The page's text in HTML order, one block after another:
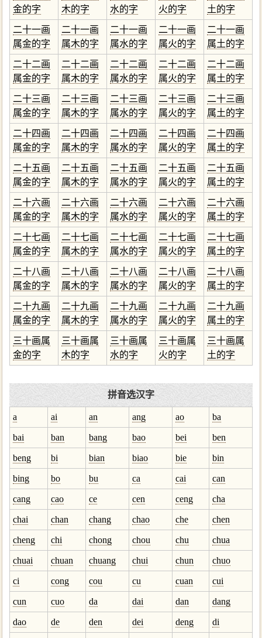
金的字
木的字
水的字
火的字
土的字
二十一画
属金的字
二十一画
属木的字
二十一画
属水的字
二十一画
属火的字
二十一画
属土的字
二十二画
属金的字
二十二画
属木的字
二十二画
属水的字
二十二画
属火的字
二十二画
属土的字
二十三画
属金的字
二十三画
属木的字
二十三画
属水的字
二十三画
属火的字
二十三画
属土的字
二十四画
属金的字
二十四画
属木的字
二十四画
属水的字
二十四画
属火的字
二十四画
属土的字
二十五画
属金的字
二十五画
属木的字
二十五画
属水的字
二十五画
属火的字
二十五画
属土的字
二十六画
属金的字
二十六画
属木的字
二十六画
属水的字
二十六画
属火的字
二十六画
属土的字
二十七画
属金的字
二十七画
属木的字
二十七画
属水的字
二十七画
属火的字
二十七画
属土的字
二十八画
属金的字
二十八画
属木的字
二十八画
属水的字
二十八画
属火的字
二十八画
属土的字
二十九画
属金的字
二十九画
属木的字
二十九画
属水的字
二十九画
属火的字
二十九画
属土的字
三十画属
金的字
三十画属
木的字
三十画属
水的字
三十画属
火的字
三十画属
土的字
拼音选汉字
a ai an ang ao ba
bai ban bang bao bei ben
beng bi bian biao bie bin
bing bo bu ca cai can
cang cao ce cen ceng cha
chai chan chang chao che chen
cheng chi chong chou chu chua
chuai chuan chuang chui chun chuo
ci cong cou cu cuan cui
cun cuo da dai dan dang
dao de den dei deng di